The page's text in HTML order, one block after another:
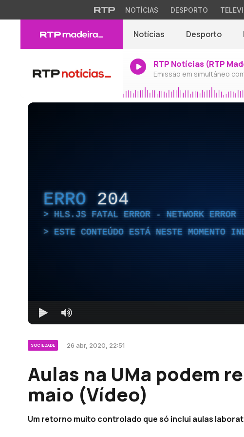
NOTÍCIAS DESPORTO
Notícias Desporto
RTP Notícias (RTP
Emissão em simultâneo
ERRO 204
HLS.JS FATAL ERROR - NETWORK ERROR
ESTE CONTEÚDO ESTÁ NESTE MOMENTO
SOCIEDADE 26 abr, 2020, 22:51
Aulas na UMa podem
maio (Vídeo)
Um retorno muito controlado que só inclui aulas